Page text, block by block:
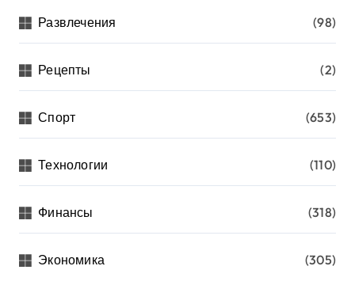
Развлечения (98)
Рецепты (2)
Спорт (653)
Технологии (110)
Финансы (318)
Экономика (305)